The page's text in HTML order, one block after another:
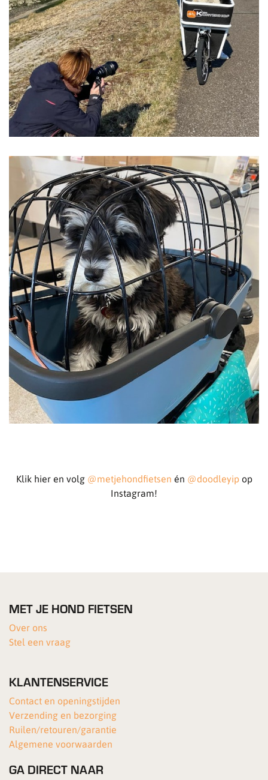
Klik hier en volg @metjehondfietsen én @doodleyip op
Instagram!
MET JE HOND FIETSEN
Over ons
Stel een vraag
KLANTENSERVICE
Contact en openingstijden
Verzending en bezorging
Ruilen/retouren/garantie
Algemene voorwaarden
GA DIRECT NAAR